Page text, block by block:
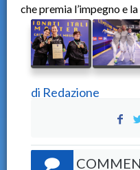
che premia l’impegno e
di Redazione